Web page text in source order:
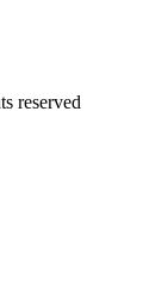
reserved